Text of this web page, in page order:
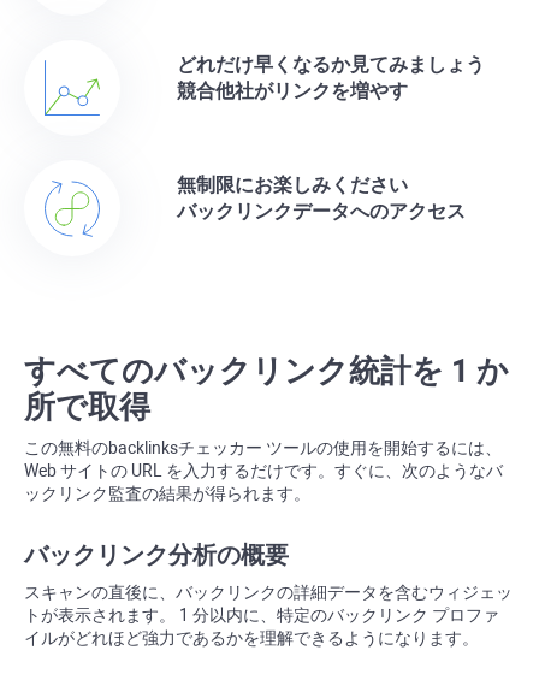
どれだけ早くなるか見てみましょう
競合他社がリンクを増やす
無制限にお楽しみください
バックリンクデータへのアクセス
すべてのバックリンク統計を 1 か
所で取得
この無料のbacklinksチェッカー ツールの使用を開始するには、
Web サイトの URL を入力するだけです。すぐに、次のようなバ
ックリンク監査の結果が得られます。
バックリンク分析の概要
スキャンの直後に、バックリンクの詳細データを含むウィジェッ
トが表示されます。 1 分以内に、特定のバックリンク プロファ
イルがどれほど強力であるかを理解できるようになります。